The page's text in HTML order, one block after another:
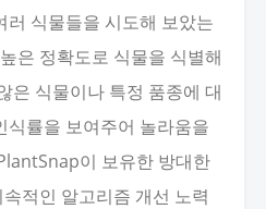
러 식물들을 시도해 보았는
은 정확도로 식물을 식별해
은 식물이나 특정 품종에 대
식률을 보여주어 놀라움을
이 보유한 방대한
적인 알고리즘 개선 노력